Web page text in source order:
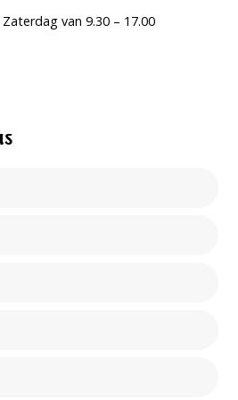
van 9.30 – 17.00